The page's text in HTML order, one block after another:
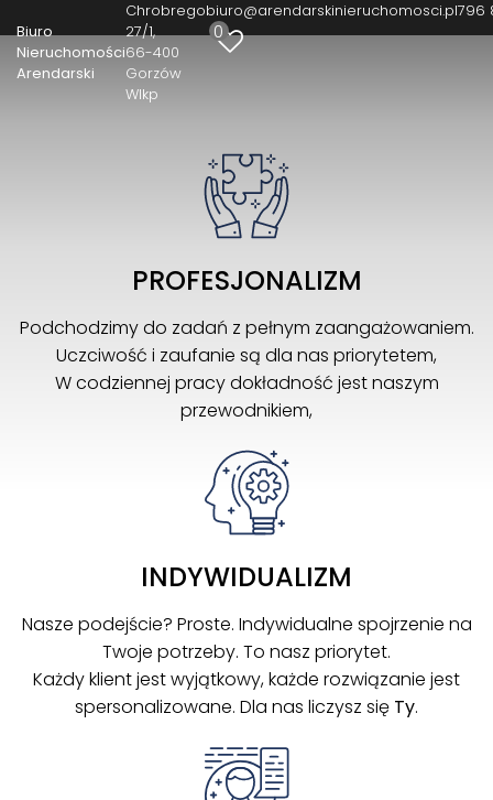
Biuro
Nieruchomości
Arendarski
Chrobrego
27/1
66-400
Gorzów
Wlkp
biuro@arendarskinieruchomosci.pl796
0
PROFESJONALIZM
Podchodzimy do zadań z pełnym zaangażowaniem.
Uczciwość i zaufanie są dla nas priorytetem,
W codziennej pracy dokładność jest naszym
przewodnikiem,
INDYWIDUALIZM
Nasze podejście? Proste. Indywidualne spojrzenie na
Twoje potrzeby. To nasz priorytet.
Każdy klient jest wyjątkowy, każde rozwiązanie jest
spersonalizowane. Dla nas liczysz się Ty.